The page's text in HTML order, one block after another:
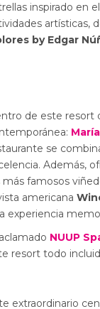
inspirado en
artísticas,
by Edgar
de este resort
se
Además,
más famosos
americana
experiencia
NUUP
resort todo
extraordinario